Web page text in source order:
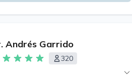
Andrés Garrido
320